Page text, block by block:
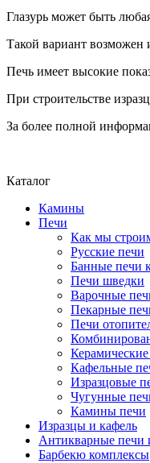
Глазурь может быть
Такой вариант возможен
Печь имеет высокие
При строительстве
За более полной
Каталог
Камины
Печи
Как мы
Русские печи
Банные печи
Печи шведки
Варочные
Пекарные
Печи
Кафельные
Изразцовые
Чугунные
Камины печи
Изразцы и кафель
Антикварные печи
Барбекю комплексы